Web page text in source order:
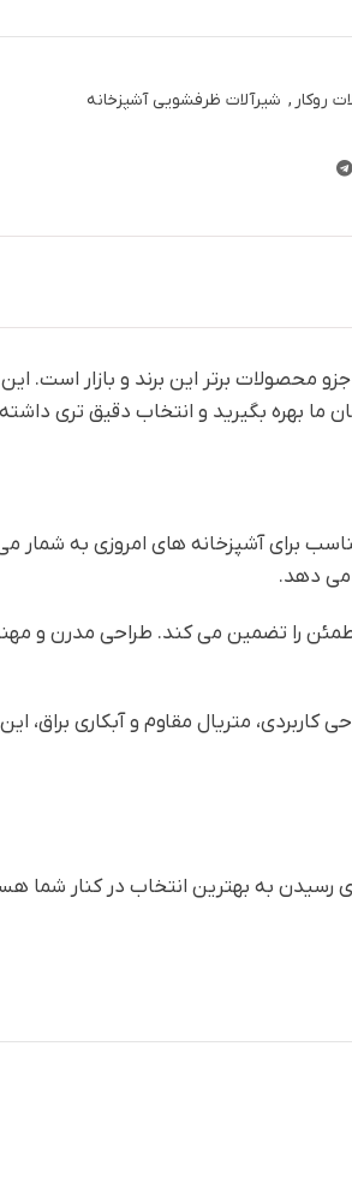
روکار , شیرآلات ظرفشویی آشپزخانه
جزو محصولات برتر این برند و بازار است.
ما بهره بگیرید و انتخاب دقیق تری
برای آشپزخانه های امروزی به شمار
مطمئن را تضمین می کند. طراحی مدرن و
متریال مقاوم و آبکاری براق،
رسیدن به بهترین انتخاب در کنار شما